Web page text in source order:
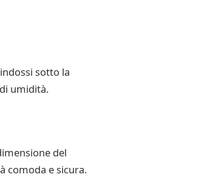
sotto la
umidità.
del
comoda e sicura.